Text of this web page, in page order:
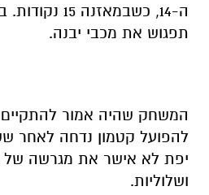
ה-14,
תפגוש את מכבי יבנה.
המשחק שהיה אמור להתקיים
להפועל קטמון נדחה לאחר
יפת לא אישר את מגרשה של
ושלוליות.